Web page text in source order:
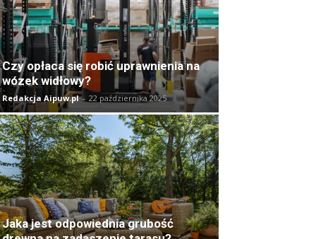
Czy opłaca się robić uprawnienia na
wózek widłowy?
Redakcja Aipuw.pl - 22 października 2025
Jaka jest odpowiednia grubość